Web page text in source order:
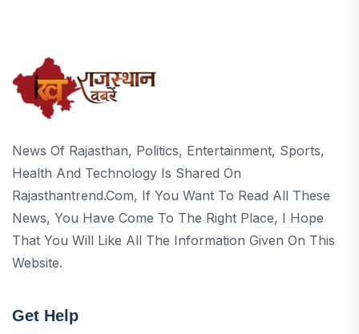
News Of Rajasthan, Politics, Entertainment, Sports,
Health And Technology Is Shared On
Rajasthantrend.com, If You Want To Read All These
News, You Have Come To The Right Place, I Hope
That You Will Like All The Information Given On This
Website.
Get Help